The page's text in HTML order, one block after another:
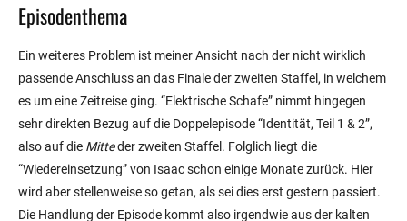
Episodenthema
Ein weiteres Problem ist meiner Ansicht nach der nicht wirklich
passende Anschluss an das Finale der zweiten Staffel, in welchem
es um eine Zeitreise ging. “Elektrische Schafe” nimmt hingegen
sehr direkten Bezug auf die Doppelepisode “Identität, Teil 1 & 2”,
also auf die Mitteder zweiten Staffel. Folglich liegt die
“Wiedereinsetzung” von Isaac schon einige Monate zurück. Hier
wird aber stellenweise so getan, als sei dies erst gestern passiert.
Die Handlung der Episode kommt also irgendwie aus der kalten